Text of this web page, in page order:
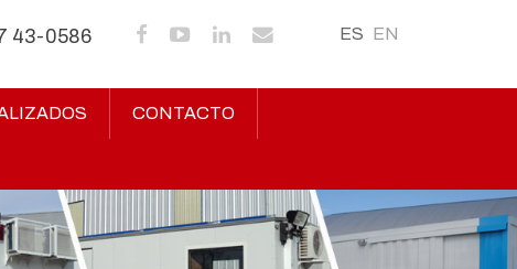
ES EN
43-0586
CONTACTO